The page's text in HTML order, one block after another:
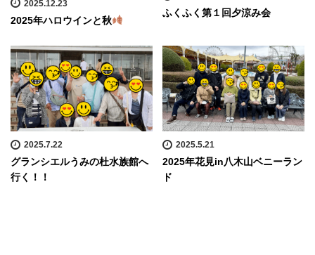
2025.12.23
2025年ハロウインと秋
ふくふく第１回夕涼み会
2025.7.22
グランシエルうみの杜水族館へ
行く！！
2025.5.21
2025年花見in八木山ベニーラン
ド